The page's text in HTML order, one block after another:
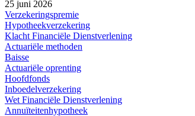
25 juni 2026
Verzekeringspremie
Hypotheekverzekering
Klacht Financiële Dienstverlening
Actuariële methoden
Baisse
Actuariële oprenting
Hoofdfonds
Inboedelverzekering
Wet Financiële Dienstverlening
Annuïteitenhypotheek